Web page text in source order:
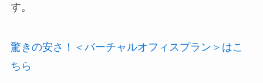
す。
驚きの安さ！＜バーチャルオフィスプラン＞はこ
ちら